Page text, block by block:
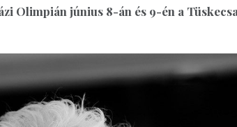
Olimpián június 8-án és 9-én a